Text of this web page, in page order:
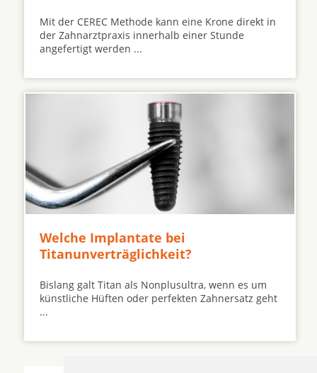
Mit der CEREC Methode kann eine Krone direkt in
der Zahnarztpraxis innerhalb einer Stunde
angefertigt werden ...
Welche Implantate bei
Titanunverträglichkeit?
Bislang galt Titan als Nonplusultra, wenn es um
künstliche Hüften oder perfekten Zahnersatz geht
...